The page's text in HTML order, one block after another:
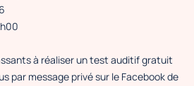
à réaliser un test auditif gratuit
par message privé sur le Facebook de